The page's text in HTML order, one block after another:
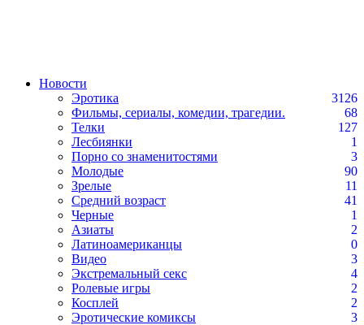
Новости
Эротика
3126
Фильмы, сериалы, комедии, трагедии.
68
Телки
127
Лесбиянки
1
Порно со знаменитостями
3
Молодые
90
Зрелые
11
Средний возраст
41
Черные
1
Азиаты
2
Латиноамериканцы
0
Видео
3
Экстремальный секс
4
Ролевые игры
2
Косплей
2
Эротические комиксы
3